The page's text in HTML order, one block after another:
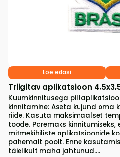
Triigitav aplikatsioon
Kuumkinnitusega
kinnitamine: Aseta kujund oma
riide. Kasuta maksimaalset
toode. Paremaks kinnitumiseks,
mitmekihiliste aplikatsioonide
pahemalt poolt. Enne
täielikult maha jahtunud....
Loe edasi